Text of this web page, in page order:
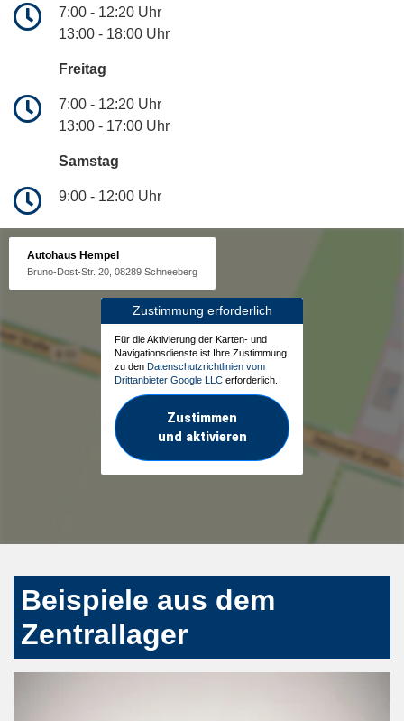
7:00 - 12:20 Uhr
13:00 - 18:00 Uhr
Freitag
7:00 - 12:20 Uhr
13:00 - 17:00 Uhr
Samstag
9:00 - 12:00 Uhr
Autohaus Hempel
Bruno-Dost-Str. 20, 08289 Schneeberg
Zustimmung erforderlich
Für die Aktivierung der Karten- und
Navigationsdienste ist Ihre Zustimmung
zu den Datenschutzrichtlinien vom
Drittanbieter Google LLC erforderlich.
Zustimmen
und aktivieren
Beispiele aus dem
Zentrallager